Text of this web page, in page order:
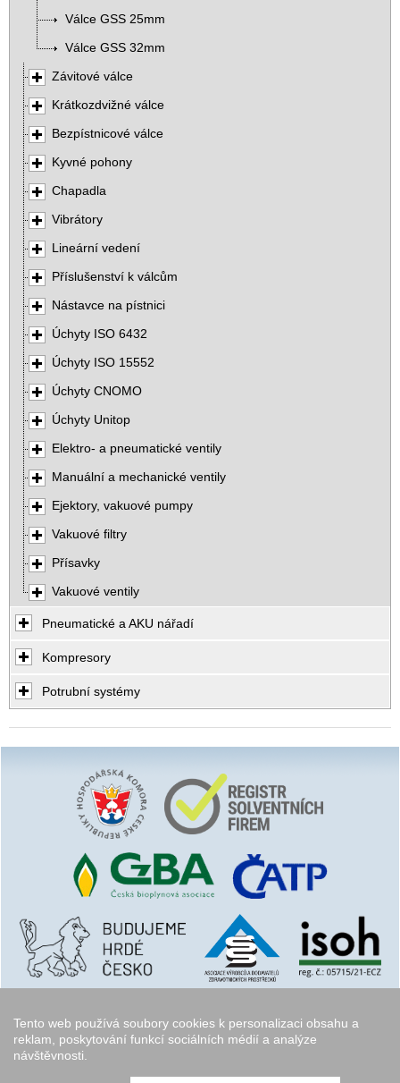
Tento web používá soubory cookies k personalizaci obsahu a
reklam, poskytování funkcí sociálních médií a analýze
návštěvnosti.
Válce GSS 25mm
Válce GSS 32mm
Závitové válce
Krátkozdvižné válce
Bezpístnicové válce
Kyvné pohony
Chapadla
Vibrátory
Lineární vedení
Příslušenství k válcům
Nástavce na pístnici
Úchyty ISO 6432
Úchyty ISO 15552
Úchyty CNOMO
Úchyty Unitop
Elektro- a pneumatické ventily
Manuální a mechanické ventily
Ejektory, vakuové pumpy
Vakuové filtry
Přísavky
Vakuové ventily
Pneumatické a AKU nářadí
Kompresory
Potrubní systémy